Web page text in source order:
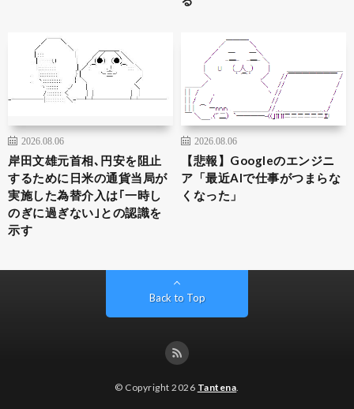
2026.08.06
岸田文雄元首相､円安を阻止
するために日米の通貨当局が
実施した為替介入は｢一時し
のぎに過ぎない｣との認識を
示す
2026.08.06
【悲報】Googleのエンジニ
ア「最近AIで仕事がつまらな
くなった」
Back to Top
© Copyright 2026 Tantena